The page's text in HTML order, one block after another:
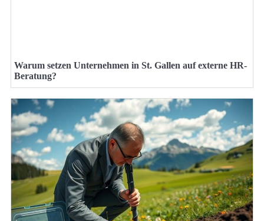
Warum setzen Unternehmen in St. Gallen auf externe HR-
Beratung?